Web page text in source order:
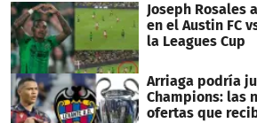
Joseph Rosales
en el Austin FC
la Leagues Cup
Arriaga podría
Champions: las
ofertas que